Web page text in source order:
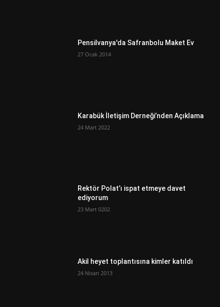
Pensilvanya'da Safranbolu Maket Ev
27 Ocak 2014
Karabük İletişim Derneği’nden Açıklama
24 Mart 2022
Rektör Polat’ı ispat etmeye davet
ediyorum
23 Mart 0202
Akil heyet toplantısına kimler katıldı
24 Nisan 2013